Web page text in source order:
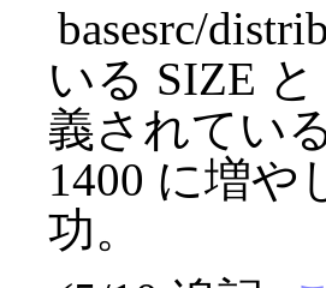
basesrc/
いる SIZE と
義されてい
1400 に増や
功。